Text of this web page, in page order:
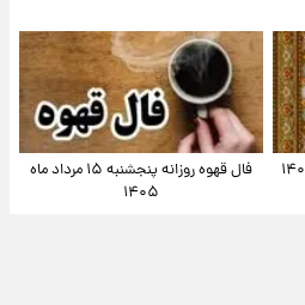
فال قهوه روزانه پنجشنبه ۱۵ مرداد ماه
۱۴۰۵